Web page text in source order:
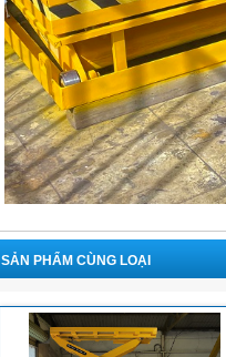
SẢN PHẨM CÙNG LOẠI